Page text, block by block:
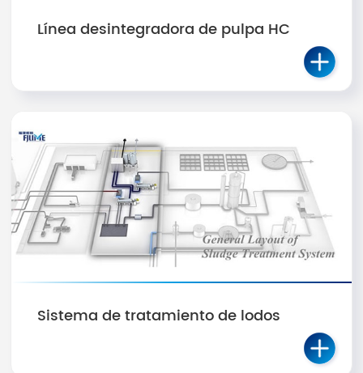
Línea desintegradora de pulpa HC
Sistema de tratamiento de lodos